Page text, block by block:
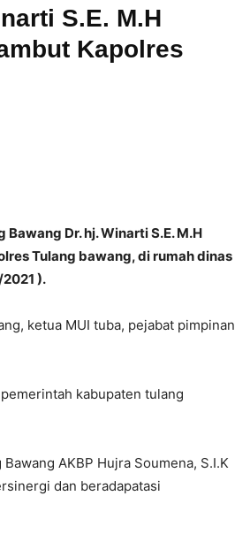
S.E. M.H
Kapolres
Bawang Dr. hj. Winarti S.E. M.H
Tulang bawang, di rumah dinas
).
ketua MUI tuba, pejabat pimpinan
kabupaten tulang
AKBP Hujra Soumena, S.I.K
dan beradapatasi